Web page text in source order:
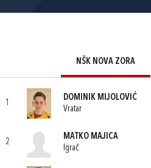
NŠK NOVA ZORA
1
DOMINIK MIJOLOVIĆ
Vratar
2
MATKO MAJICA
Igrač